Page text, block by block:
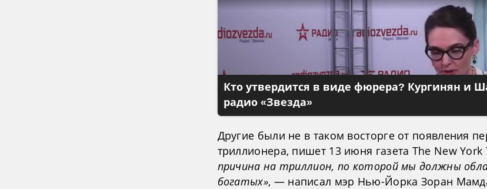
Кто утвердится в виде фюрера? Кургинян и
радио «Звезда»
Другие были не в таком восторге от появления
триллионера, пишет 13 июня газета The New York
причина на триллион, по которой мы должны
богатых», — написал мэр Нью-Йорка Зоран